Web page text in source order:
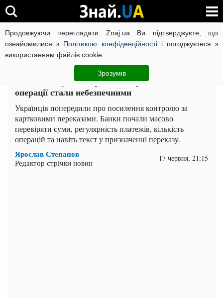
Продовжуючи переглядати Znaj.ua Ви підтверджуєте, що
ознайомилися з Політикою конфіденційностіі погоджуєтеся з
використанням файлів cookie.
Зрозумів
ВІЙНА РОСІЇ ПРОТИ УКРАЇНИ КОРОНАВІРУС В УКРАЇНІ
ЧИТАТЬ НА РУССКОМ
Банки блокують картки за перекази: які
операції стали небезпечними
Українців попередили про посилення контролю за
картковими переказами. Банки почали масово
перевіряти суми, регулярність платежів, кількість
операцій та навіть текст у призначенні переказу.
Ярослав Степанов
Редактор стрічки новин 17 червня, 21:15